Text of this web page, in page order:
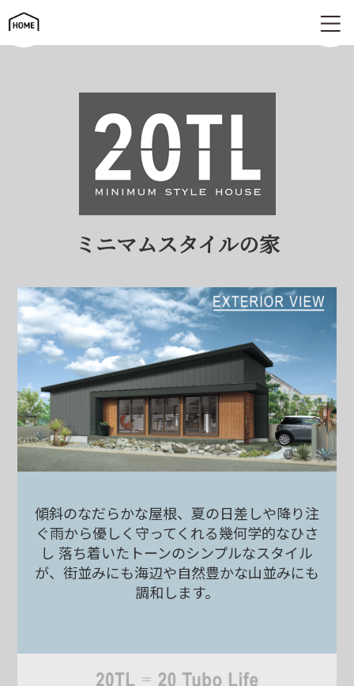
ミニマムスタイルの家 | 20TL
ミニマムスタイルの家
傾斜のなだらかな屋根、 夏の日差しや降り注
ぐ雨から優しく守ってくれる幾何学的なひさ
し 落ち着いたトーンのシンプルなスタイル
が、 街並みにも海辺や自然豊かな山並みにも
調和します。